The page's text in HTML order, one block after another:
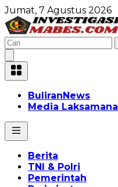
Jumat, 7 Agustus 2026
BuliranNews
Media Laksamana
Berita
TNI & Polri
Pemerintah